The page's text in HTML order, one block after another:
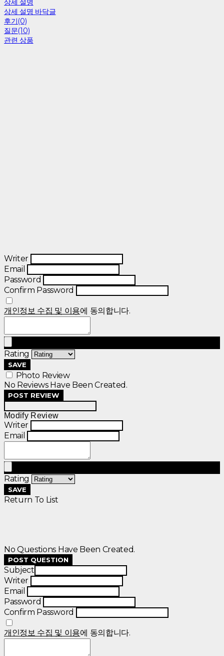
상세 설명
상세 설명 바닥글
후기(0)
질문(10)
관련 상품
Writer
Email
Password
Confirm Password
개인정보 수집 및 이용에 동의합니다.
Rating
SAVE
Photo Review
No Reviews Have Been Created.
POST REVIEW
Modify Review
Writer
Email
Rating
SAVE
Return To List
No Questions Have Been Created.
POST QUESTION
Subject
Writer
Email
Password
Confirm Password
개인정보 수집 및 이용에 동의합니다.